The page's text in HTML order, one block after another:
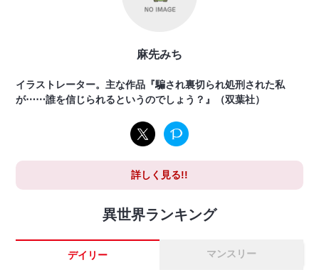
麻先みち
イラストレーター。主な作品『騙され裏切られ処刑された私
が⋯⋯誰を信じられるというのでしょう？』（双葉社）
詳しく見る!!
異世界ランキング
デイリー マンスリー